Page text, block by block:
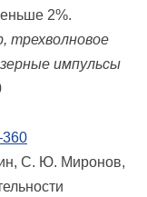
2%.
трехволновое
импульсы
С. Ю. Миронов,